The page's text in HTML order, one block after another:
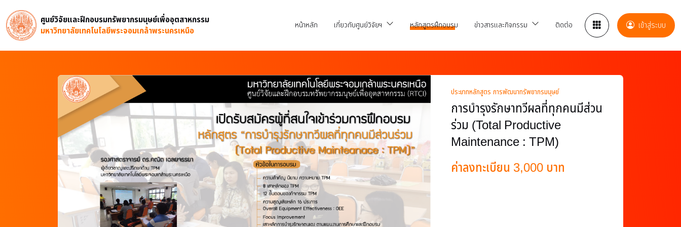
ศูนย์วิจัยและฝึกอบรมทรัพยากรมนุษย์เพื่ออุตสาหกรรม
มหาวิทยาลัยเทคโนโลยีพระจอมเกล้าพระนครเหนือ
หน้าหลัก เกี่ยวกับศูนย์วิจัยฯ หลักสูตรฝึกอบรม ข่าวสารและกิจกรรม ติดต่อ เข้าสู่ระบบ
ประเภทหลักสูตร การพัฒนาทรัพยากรมนุษย์
การบำรุงรักษาทวีผลที่ทุกคนมีส่วน
ร่วม (Total Productive
Maintenance : TPM)
ค่าลงทะเบียน 3,000 บาท